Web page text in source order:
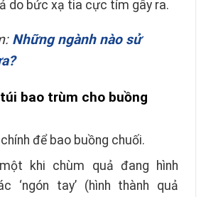
do bức xạ tia cực tím gây ra.
Những ngành nào sử
bao trùm cho buồng
để bao buồng chuối.
khi chùm quả đang hình
‘ngón tay’ (hình thành quả